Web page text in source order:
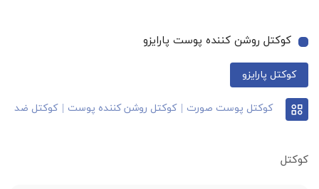
کوکتل روشن کننده پوست پارایزو
کوکتل پوست صورت کوکتل روشن کننده پوست کوکتل ضد
کوکتل پارایزو
کوکتل